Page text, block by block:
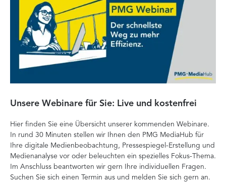
Unsere Webinare für Sie: Live und kostenfrei
Hier finden Sie eine Übersicht unserer kommenden Webinare.
In rund 30 Minuten stellen wir Ihnen den PMG MediaHub für
Ihre digitale Medienbeobachtung, Pressespiegel-Erstellung und
Medienanalyse vor oder beleuchten ein spezielles Fokus-Thema.
Im Anschluss beantworten wir gern Ihre individuellen Fragen.
Suchen Sie sich einen Termin aus und melden Sie sich gern an.